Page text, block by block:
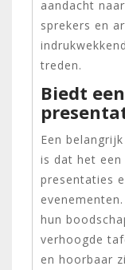
aandacht
sprekers en
treden.
Biedt
Een
is dat het
presentaties
hun
verhoogde
en hoorbaar